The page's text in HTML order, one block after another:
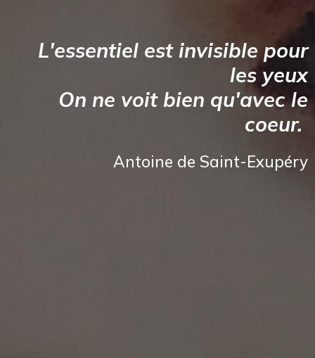
L'essentiel est invisible pour
les yeux
On ne voit bien qu'avec le
coeur.
Antoine de Saint-Exupéry